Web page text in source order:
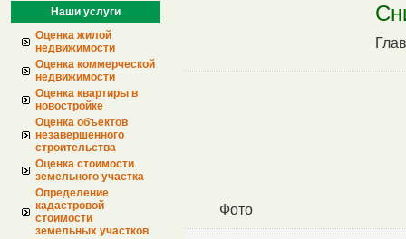
Наши услуги
Оценка жилой
недвижимости
Оценка коммерческой
недвижимости
Оценка квартиры в
новостройке
Оценка объектов
незавершенного
строительства
Оценка стоимости
земельного участка
Определение
кадастровой
стоимости
земельных участков
Фото